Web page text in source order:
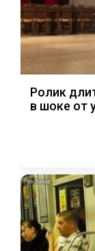
Ролик
в шоке от